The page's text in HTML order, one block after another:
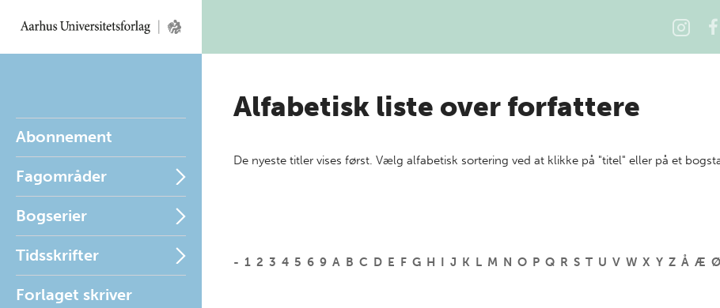
Abonnement
Fagområder
Bogserier
Tidsskrifter
Forlaget skriver
Alfabetisk liste over forfattere
De nyeste titler vises først. Vælg alfabetisk sortering ved at klikke på "titel" eller på et
- 1 2 3 4 5 6 9 A B C D E F G H I J K L M N O P Q R S T U V W X Y Z Å Æ Ø